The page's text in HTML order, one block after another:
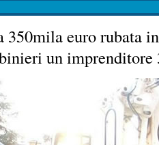
350mila euro rubata
un imprenditore